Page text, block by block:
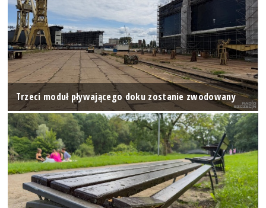
Trzeci moduł pływającego doku zostanie zwodowany